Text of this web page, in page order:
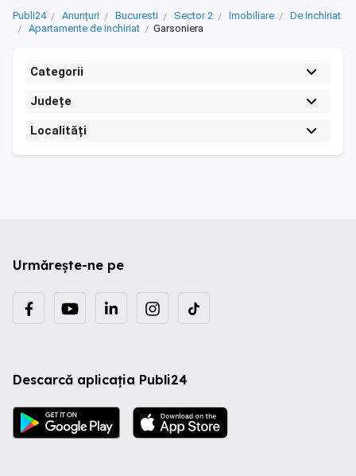
Publi24 Anunțuri Bucuresti Sector 2 Imobiliare
De inchiriat
Apartamente de inchiriat
Garsoniera
Categorii
Județe
Localități
Urmărește-ne pe
Descarcă aplicația Publi24